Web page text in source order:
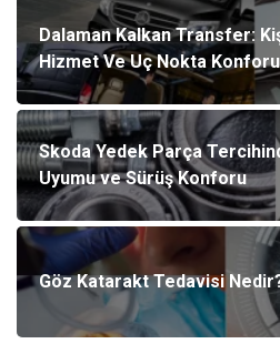
Dalaman Kalkan Transfer:
Hizmet Ve Uç Nokta Konforu
Skoda Yedek Parça
Uyumu ve Sürüş Konforu
Göz Katarakt Tedavisi